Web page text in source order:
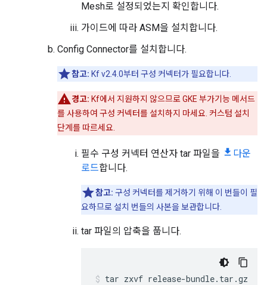
Mesh로 설정되었는지 확인합니다.
가이드에 따라 ASM을 설치합니다.
Config Connector를 설치합니다.
참고: Kf v2.4.0부터 구성 커넥터가 필요합니다.
경고: Kf에서 지원하지 않으므로 GKE 부가기능 메서드
를 사용하여 구성 커넥터를 설치하지 마세요. 커스텀 설치
단계를 따르세요.
필수 구성 커넥터 연산자 tar 파일을
다운
로드합니다.
참고: 구성 커넥터를 제거하기 위해 이 번들이 필
요하므로 설치 번들의 사본을 보관합니다.
tar 파일의 압축을 풉니다.
tar zxvf release-bundle.tar.gz